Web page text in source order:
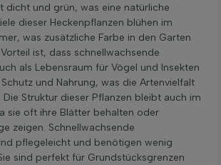
dicht und grün, was eine natürliche
dieser Heckenpflanzen blühen im
was zusätzliche Farbe in den Garten
ist, dass schnellwachsende
als Lebensraum für Vögel und Insekten
und Nahrung, was die Artenvielfalt
Struktur dieser Pflanzen bleibt auch im
sie oft ihre Blätter behalten oder
zeigen. Schnellwachsende
pflegeleicht und benötigen wenig
sind perfekt für Grundstücksgrenzen